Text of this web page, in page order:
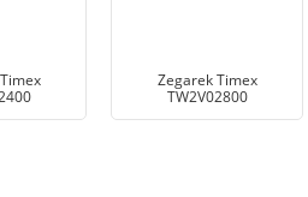
Zegarek Timex
TW2V02800